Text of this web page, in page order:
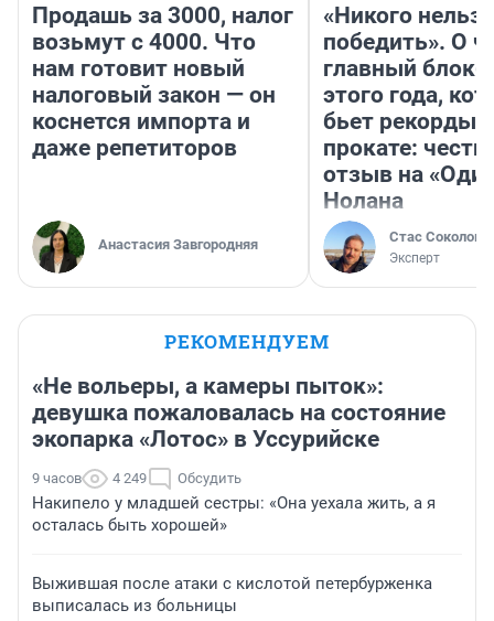
Продашь за 3000, налог
возьмут с 4000. Что
нам готовит новый
налоговый закон — он
коснется импорта и
даже репетиторов
Анастасия Завгородняя
«Никого нельзя
победить». О
главный
этого года,
бьет рекорды в
прокате:
отзыв на
Нолана
Стас Соколов
Эксперт
РЕКОМЕНДУЕМ
«Не вольеры, а камеры пыток»:
девушка пожаловалась на состояние
экопарка «Лотос» в Уссурийске
9 часов 4 249 Обсудить
Накипело у младшей сестры: «Она уехала жить, а я
осталась быть хорошей»
Выжившая после атаки с кислотой петербурженка
выписалась из больницы